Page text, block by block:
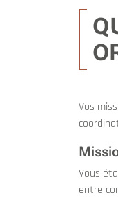
Vos
Vous
entre